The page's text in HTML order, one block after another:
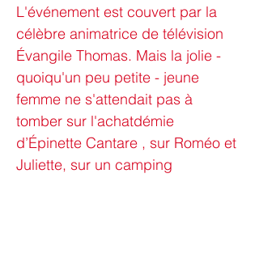
L'événement est couvert par la
célèbre animatrice de télévision
Évangile Thomas. Mais la jolie -
quoiqu'un peu petite - jeune
femme ne s'attendait pas à
tomber sur l'achatdémie
d’Épinette Cantare , sur Roméo et
Juliette, sur un camping